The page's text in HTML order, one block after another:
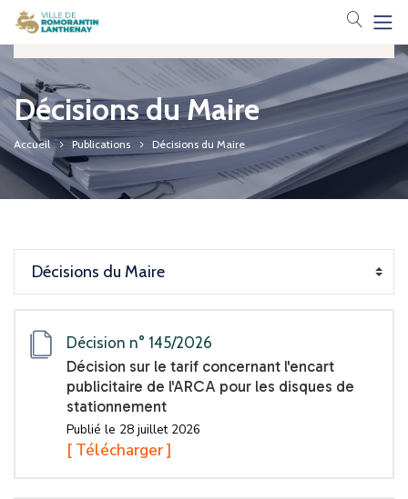
Votre
Décisions du Maire
Accueil Publications Décisions du Maire
Décision n° 145/2026
Décision sur le tarif concernant l'encart
publicitaire de l'ARCA pour les disques de
stationnement
Publié le 28 juillet 2026
[ Télécharger ]
Catégories
Toutes les publications
Décisions du Maire
Arrêtés du Maire
Conseil municipal (Liste délibérations)
Conseil municipal (PV)